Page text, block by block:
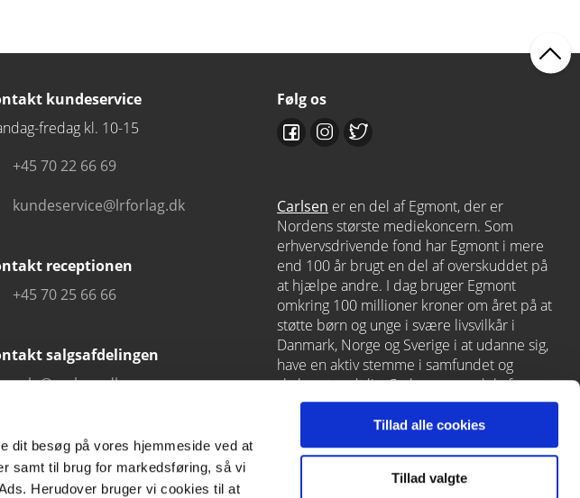
dit besøg på vores hjemmeside ved at
samt til brug for markedsføring, så vi
Herudover bruger vi cookies til at
Tillad alle cookies
Tillad valgte
kundeservice
fredag kl. 10-15
+45 70 22 66 69
kundeservice@lrforlag.dk
receptionen
+45 70 25 66 66
salgsafdelingen
salg@carlsen.dk
Følg os
Carlsen er en del af Egmont, der er
Nordens største mediekoncern. Som
erhvervsdrivende fond har Egmont i mere
end 100 år brugt en del af overskuddet på
at hjælpe andre. I dag bruger Egmont
omkring 100 millioner kroner om året på at
støtte børn og unge i svære livsvilkår i
Danmark, Norge og Sverige i at udanne sig,
have en aktiv stemme i samfundet og
skabe et godt liv. Carlsen er en del af
Egmont viaLindhardt og Ringhof, som
også rummer L&R Uddannelse – et af
Danmarks førende læringshuse med
Alinea,GoTutor(herunder iNorge),
moxis.